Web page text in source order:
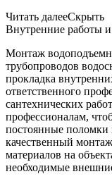
Читать далееСкрыть
Внутренние работы
Монтаж
трубопроводов
прокладка
ответственного
сантехнических
профессионалам,
постоянные поломки
качественный
материалов на
необходимые